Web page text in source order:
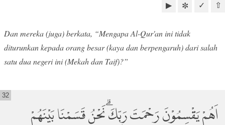
⇧
✓
✼
▶
Dan mereka (juga) berkata, “Mengapa Al-Qur'an ini tidak
diturunkan kepada orang besar (kaya dan berpengaruh) dari salah
satu dua negeri ini (Mekah dan Taif)?”
اَهُمْ يَقْسِمُوْنَ رَحْمَتَ رَبِّكَۗ نَحْنُ قَسَمْنَا بَيْنَهُمْ
32